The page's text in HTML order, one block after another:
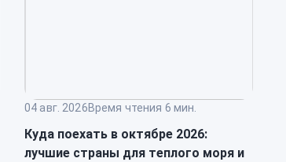
04 авг. 2026Время чтения 6 мин.
Куда поехать в октябре 2026:
лучшие страны для теплого моря и